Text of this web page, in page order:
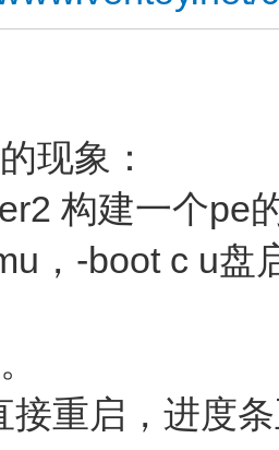
现象：
构建一个pe
，-boot c u盘
接重启，进度